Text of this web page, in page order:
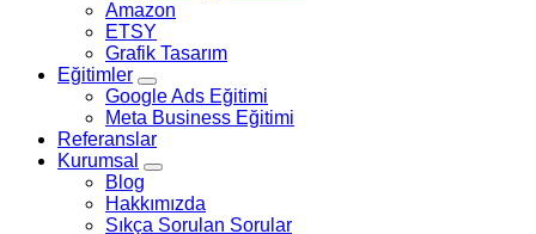
Amazon
ETSY
Grafik Tasarım
Eğitimler
Google Ads Eğitimi
Meta Business Eğitimi
Referanslar
Kurumsal
Blog
Hakkımızda
Sıkça Sorulan Sorular